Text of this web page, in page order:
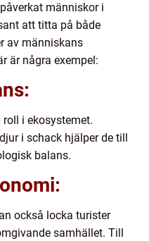
människor i
att titta på både
av människans
är några exempel:
i ekosystemet.
i schack hjälper de till
balans.
också locka turister
samhället. Till